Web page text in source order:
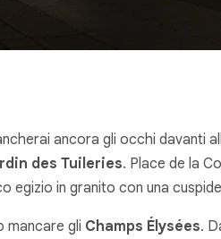
ancora gli occhi davanti
des Tuileries. Place de la
egizio in granito con una
mancare gli Champs Élysées.